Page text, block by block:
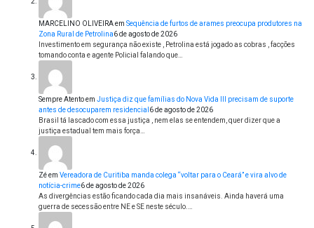
MARCELINO OLIVEIRAem Sequência de furtos de arames preocupa produtores na
Zona Rural de Petrolina6 de agosto de 2026
Investimento em segurança não existe , Petrolina está jogado as cobras , facções
tomando conta e agente Policial falando que…
Sempre Atentoem Justiça diz que famílias do Nova Vida III precisam de suporte
antes de desocuparem residencial 6 de agosto de 2026
Brasil tá lascado com essa justiça , nem elas se entendem, quer dizer que a
justiça estadual tem mais força…
Zéem Vereadora de Curitiba manda colega “voltar para o Ceará” e vira alvo de
notícia-crime6 de agosto de 2026
As divergências estão ficando cada dia mais insanáveis. Ainda haverá uma
guerra de secessão entre NE e SE neste século.…